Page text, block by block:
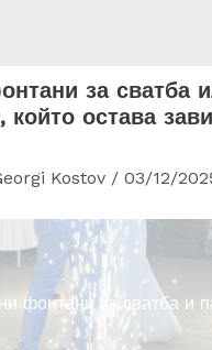
за сватба
остава
Kostov / 03/12/
фонтани за сватба и